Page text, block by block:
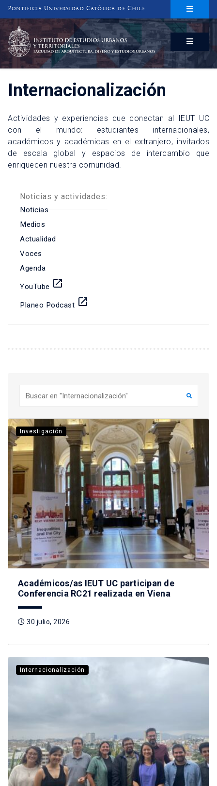
Pontificia Universidad Católica de Chile
INSTITUTO DE ESTUDIOS URBANOS
Y TERRITORIALES
FACULTAD DE ARQUITECTURA, DISEÑO Y ESTUDIOS URBANOS
Internacionalización
Actividades y experiencias que conectan al IEUT UC
con el mundo: estudiantes internacionales,
académicos y académicas en el extranjero, invitados
de escala global y espacios de intercambio que
enriquecen nuestra comunidad.
Noticias y actividades:
Noticias
Medios
Actualidad
Voces
Agenda
YouTube launch
Planeo Podcast launch
Investigación
Académicos/as IEUT UC participan de
Conferencia RC21 realizada en Viena
30 julio, 2026
Internacionalización